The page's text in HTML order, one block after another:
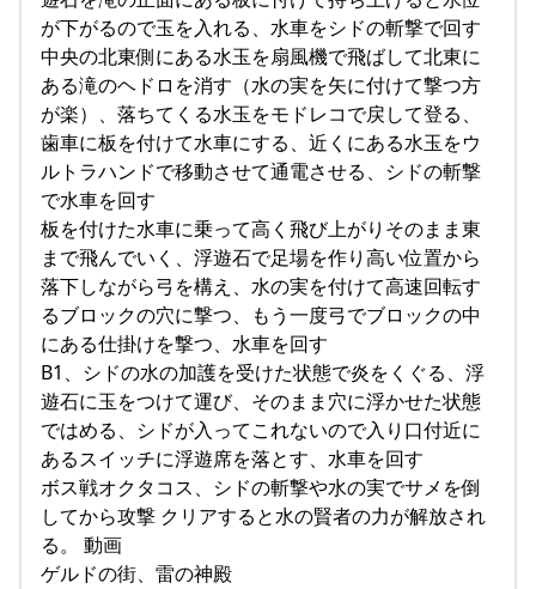
が下がるので玉を入れる、水車をシドの斬撃で回す
中央の北東側にある水玉を扇風機で飛ばして北東に
ある滝のヘドロを消す（水の実を矢に付けて撃つ方
が楽）、落ちてくる水玉をモドレコで戻して登る、
歯車に板を付けて水車にする、近くにある水玉をウ
ルトラハンドで移動させて通電させる、シドの斬撃
で水車を回す
板を付けた水車に乗って高く飛び上がりそのまま東
まで飛んでいく、浮遊石で足場を作り高い位置から
落下しながら弓を構え、水の実を付けて高速回転す
るブロックの穴に撃つ、もう一度弓でブロックの中
にある仕掛けを撃つ、水車を回す
B1、シドの水の加護を受けた状態で炎をくぐる、浮
遊石に玉をつけて運び、そのまま穴に浮かせた状態
ではめる、シドが入ってこれないので入り口付近に
あるスイッチに浮遊席を落とす、水車を回す
ボス戦オクタコス、シドの斬撃や水の実でサメを倒
してから攻撃 クリアすると水の賢者の力が解放され
る。 動画
ゲルドの街、雷の神殿